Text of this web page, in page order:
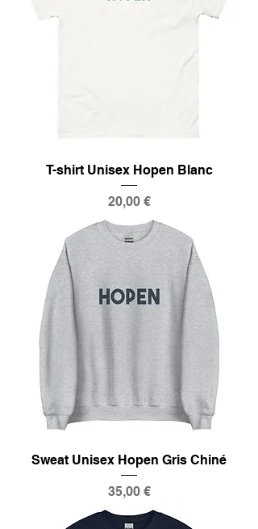
T-shirt Unisex Hopen Blanc
Prix
20,00 €
Sweat Unisex Hopen Gris Chiné
Prix
35,00 €